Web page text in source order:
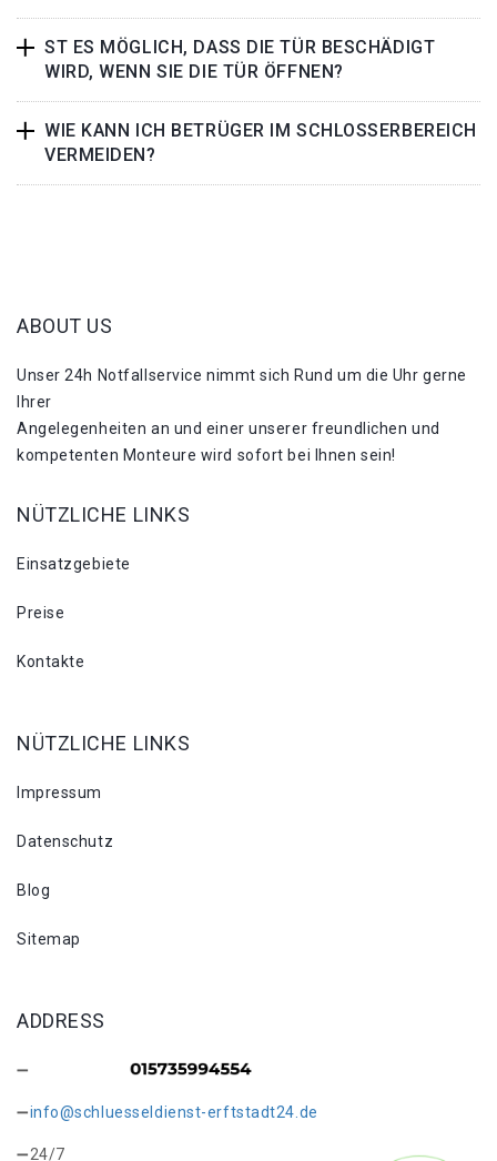
ST ES MÖGLICH, DASS DIE TÜR BESCHÄDIGT
WIRD, WENN SIE DIE TÜR ÖFFNEN?
WIE KANN ICH BETRÜGER IM SCHLOSSERBEREICH
VERMEIDEN?
ABOUT US
Unser 24h Notfallservice nimmt sich Rund um die Uhr gerne
Ihrer
Angelegenheiten an und einer unserer freundlichen und
kompetenten Monteure wird sofort bei Ihnen sein!
NÜTZLICHE LINKS
Einsatzgebiete
Preise
Kontakte
NÜTZLICHE LINKS
Impressum
Datenschutz
Blog
Sitemap
ADDRESS
info@schluesseldienst-erftstadt24.de
24/7